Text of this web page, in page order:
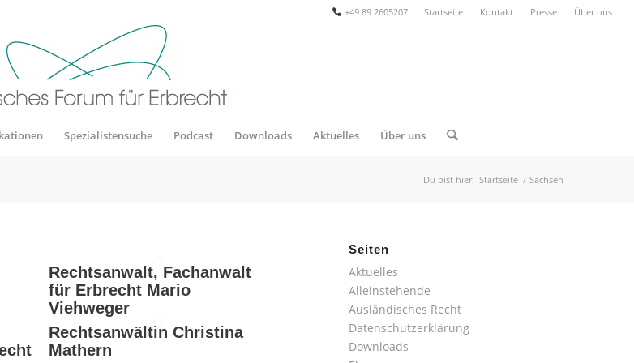
Startseite Kontakt Presse Über uns
+49 89 2605207
Spezialistensuche Podcast Downloads Aktuelles Über uns
Du bist hier: Startseite / Sachsen
Rechtsanwalt, Fachanwalt
für Erbrecht Mario
Viehweger
Rechtsanwältin Christina
Mathern
Seiten
Aktuelles
Alleinstehende
Ausländisches Recht
Datenschutzerklärung
Downloads